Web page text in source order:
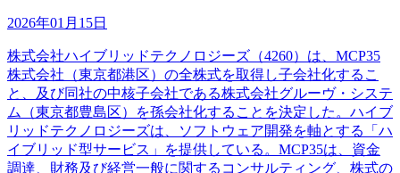
2026年01月15日
株式会社ハイブリッドテクノロジーズ（4260）は、MCP35
株式会社（東京都港区）の全株式を取得し子会社化するこ
と、及び同社の中核子会社である株式会社グルーヴ・システ
ム（東京都豊島区）を孫会社化することを決定した。ハイブ
リッドテクノロジーズは、ソフトウェア開発を軸とする「ハ
イブリッド型サービス」を提供している。MCP35は、資金
調達、財務及び経営一般に関するコンサルティング、株式の